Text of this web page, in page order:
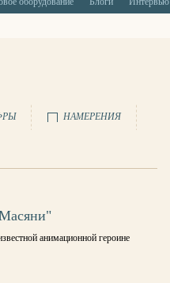
НАМЕРЕНИЯ
анимационной героине